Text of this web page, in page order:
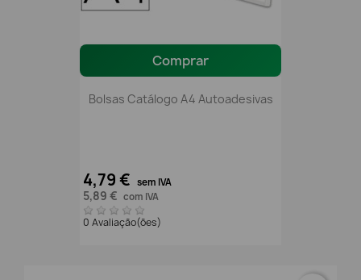
Comprar
Bolsas Catálogo A4 Autoadesivas
4,79 € sem IVA
5,89 € com IVA
0 Avaliação(ões)